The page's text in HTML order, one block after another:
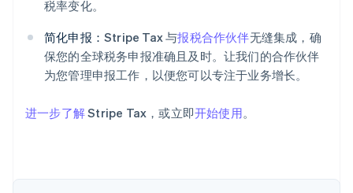
税率变化。
简化申报： Stripe Tax 与报税合作伙伴无缝集成，确
保您的全球税务申报准确且及时。让我们的合作伙伴
为您管理申报工作，以便您可以专注于业务增长。
进一步了解Stripe Tax，或立即开始使用。
English
奥地利
DeutschEnglish
澳大利亚
巴西
比利时